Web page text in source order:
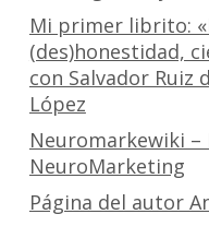
Mi primer librito:
(des)honestidad,
con Salvador Ruiz
López
Neuromarkewiki –
NeuroMarketing
Página del autor